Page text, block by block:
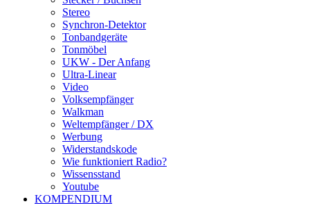
Stereo
Synchron-Detektor
Tonbandgeräte
Tonmöbel
UKW - Der Anfang
Ultra-Linear
Video
Volksempfänger
Walkman
Weltempfänger / DX
Werbung
Widerstandskode
Wie funktioniert Radio?
Wissensstand
Youtube
KOMPENDIUM